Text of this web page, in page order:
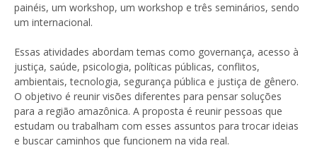
painéis, um workshop, um workshop e três seminários, sendo
um internacional.
Essas atividades abordam temas como governança, acesso à
justiça, saúde, psicologia, políticas públicas, conflitos,
ambientais, tecnologia, segurança pública e justiça de gênero.
O objetivo é reunir visões diferentes para pensar soluções
para a região amazônica. A proposta é reunir pessoas que
estudam ou trabalham com esses assuntos para trocar ideias
e buscar caminhos que funcionem na vida real.